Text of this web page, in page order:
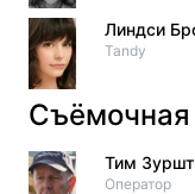
Линдси
Tandy
Съёмочная
Тим
Оператор